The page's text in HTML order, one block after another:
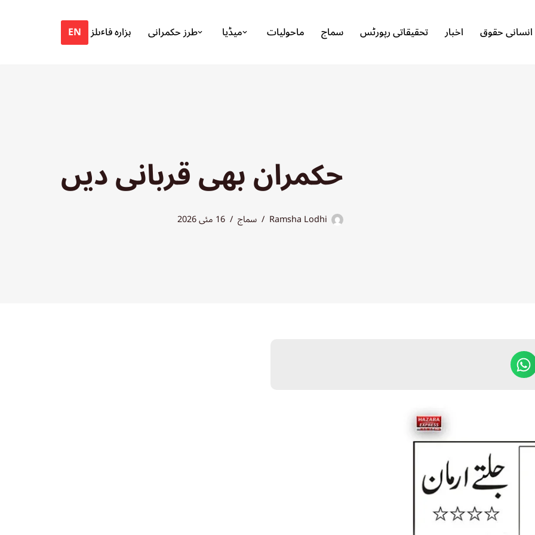
انسانی حقوق اخبار تحقیقاتی رپورٹس سماج ماحولیات میڈیا طرز حکمرانی ہزارہ فاٸلز EN
حکمران بھی قربانی دیں
Ramsha Lodhi سماج 16 مئی 2026